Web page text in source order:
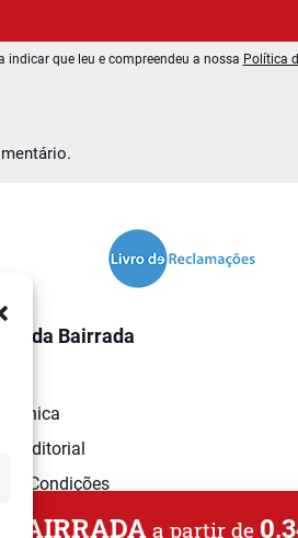
indicar que leu e compreendeu a nossa Política
BAIRRADA a partir de
da Bairrada
Editorial
e Condições